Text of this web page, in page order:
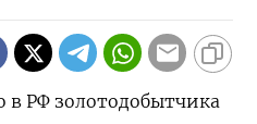
РФ золотодобытчика